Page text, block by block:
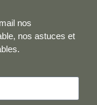
nos
nos astuces et